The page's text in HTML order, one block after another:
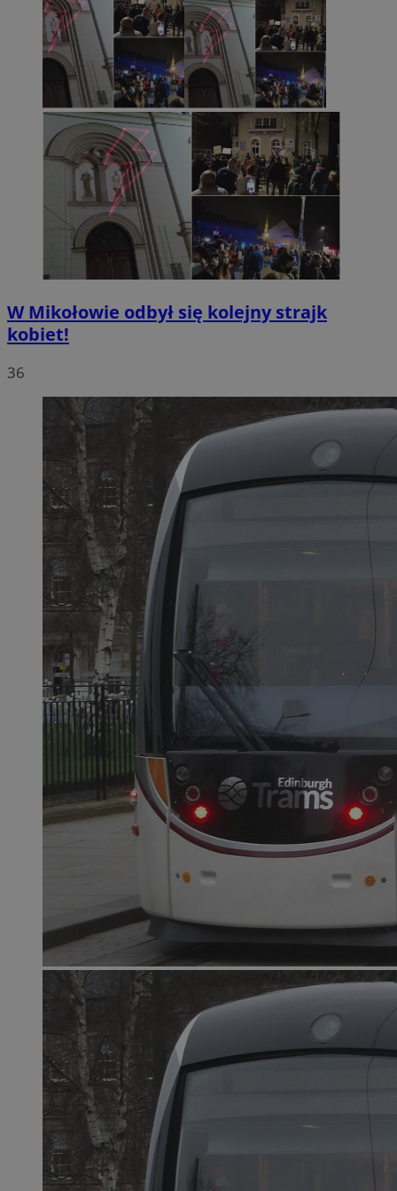
W Mikołowie odbył się kolejny strajk
kobiet!
36